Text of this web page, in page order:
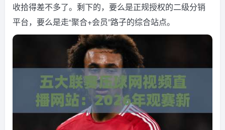
收拾得差不多了。剩下的，要么是正规授权的二级分销
平台，要么是走“聚合+会员”路子的综合站点。